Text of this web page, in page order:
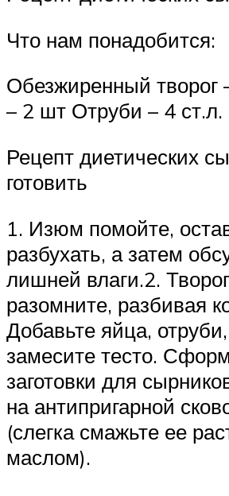
Что нам понадобится:
Обезжиренный творог
– 2 шт Отруби – 4
Рецепт диетических
готовить
1. Изюм помойте,
разбухать, а затем
лишней влаги.2.
разомните, разбивая
Добавьте яйца,
замесите тесто.
заготовки для
на антипригарной
(слегка смажьте ее
маслом).